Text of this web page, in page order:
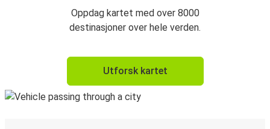
Oppdag kartet med over 8000
destinasjoner over hele verden.
Utforsk kartet